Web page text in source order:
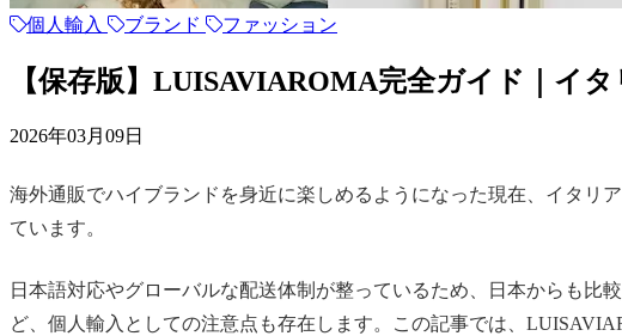
個人輸入 ブランド ファッション
【保存版】LUISAVIAROMA完全ガイド｜イ
2026年03月09日
海外通販でハイブランドを身近に楽しめるようになった現在、イタリ
ています。
日本語対応やグローバルな配送体制が整っているため、日本からも
ど、個人輸入としての注意点も存在します。この記事では、